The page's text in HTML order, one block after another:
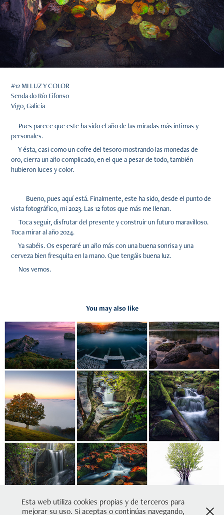
#12 MI LUZ Y COLOR
Senda do Río Eifonso
Vigo, Galicia
Pues parece que este ha sido el año de las miradas más íntimas y
personales.
Y ésta, casi como un cofre del tesoro mostrando las monedas de
oro, cierra un año complicado, en el que a pesar de todo, también
hubieron luces y color.
Bueno, pues aquí está. Finalmente, este ha sido, desde el punto de
vista fotográfico, mi 2023. Las 12 fotos que más me llenan.
Toca seguir, disfrutar del presente y construir un futuro maravilloso.
Toca mirar al año 2024.
Ya sabéis. Os esperaré un año más con una buena sonrisa y una
cerveza bien fresquita en la mano. Que tengáis buena luz.
Nos vemos.
You may also like
12 FOTOS DEL 2021
2021
Esta web utiliza cookies propias y de terceros para
mejorar su uso. Si aceptas o continúas navegando,